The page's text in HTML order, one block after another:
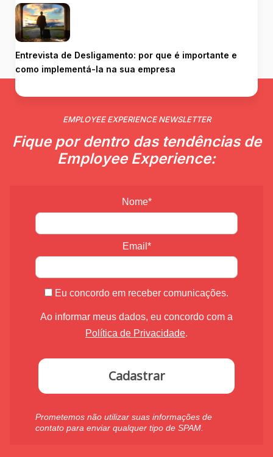
Entrevista de Desligamento: por que é importante e
como implementá-la na sua empresa
EMPLOYEE EXPERIENCE NEWSLETTER
Fique por dentro das tendências de
Employee Experience:
Nome*
Email*
Eu concordo em receber comunicações.
Ao informar meus dados, eu concordo com a
Política de Privacidade.
Cadastrar
Prometemos não utilizar suas informações de
contato para enviar qualquer tipo de SPAM.